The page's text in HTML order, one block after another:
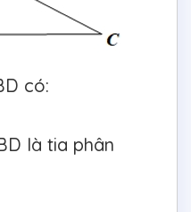
có:
là tia phân